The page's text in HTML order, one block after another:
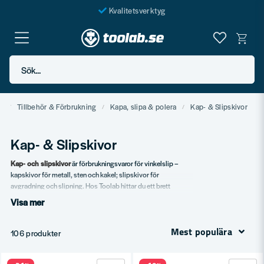
Kvalitetsverktyg
Fraktfritt över 999 SEK*
En järnhandel för alla
Sök...
Tillbehör & Förbrukning Kapa, slipa & polera Kap- & Slipskivor
Kap- & Slipskivor
Kap- och slipskivorär förbrukningsvaror för vinkelslip –
kapskivor för metall, sten och kakel; slipskivor för
avgradning och slipning. Hos Toolab hittar du ett brett
sortiment.
Kapskivor för metall.
Visa mer
106 produkter Mest populära